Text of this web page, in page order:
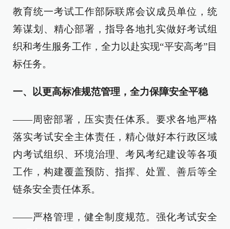
教育统一考试工作部际联席会议成员单位，统
筹谋划、精心部署，指导各地扎实做好考试组
织和考生服务工作，全力以赴实现“平安高考”目
标任务。
一、以更高标准规范管理，全力保障安全平稳
——周密部署，压实责任体系。要求各地严格
落实考试安全主体责任，精心做好本行政区域
内考试组织、环境治理、考风考纪建设等各项
工作，构建覆盖预防、指挥、处置、善后等全
链条安全责任体系。
——严格管理，健全制度规范。强化考试安全